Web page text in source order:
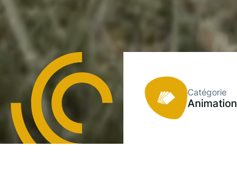
Catégorie
Animation